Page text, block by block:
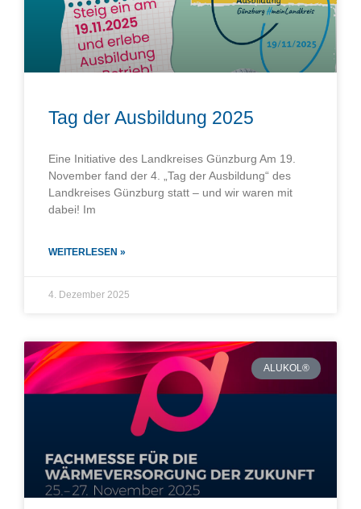
Tag der Ausbildung 2025
Eine Initiative des Landkreises Günzburg Am 19.
November fand der 4. „Tag der Ausbildung“ des
Landkreises Günzburg statt – und wir waren mit
dabei! Im
WEITERLESEN »
4. Dezember 2025
ALUKOL®